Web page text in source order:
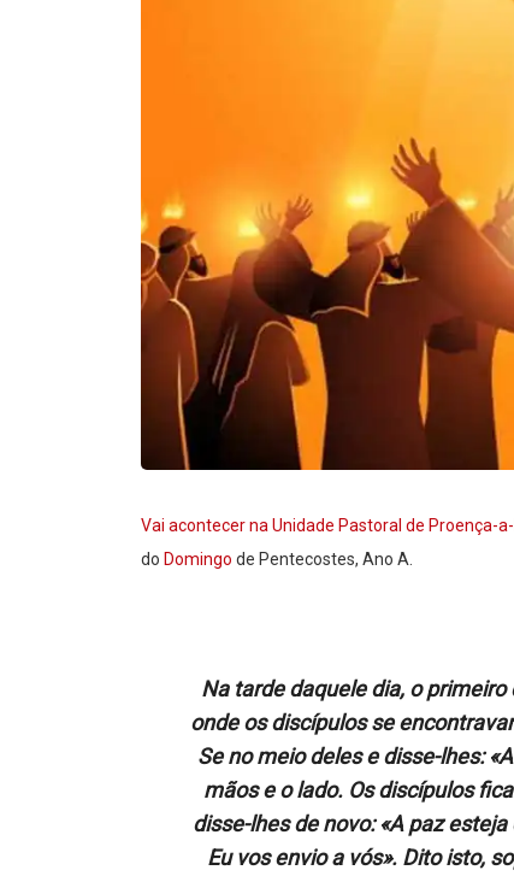
Vai acontecer na Unidade Pastoral de Proença-
do Domingo de Pentecostes, Ano A.
Na tarde daquele dia, o
onde os discípulos se
Se no meio deles e disse-lhes:
mãos e o lado. Os discípulos
disse-lhes de novo: «A paz
Eu vos envio a vós». Dito isto,